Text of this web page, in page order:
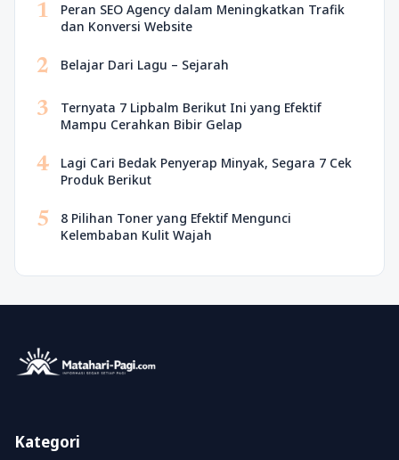
1
Peran SEO Agency dalam Meningkatkan Trafik
dan Konversi Website
2 Belajar Dari Lagu – Sejarah
3
Ternyata 7 Lipbalm Berikut Ini yang Efektif
Mampu Cerahkan Bibir Gelap
4
Lagi Cari Bedak Penyerap Minyak, Segara 7 Cek
Produk Berikut
5
8 Pilihan Toner yang Efektif Mengunci
Kelembaban Kulit Wajah
Kategori